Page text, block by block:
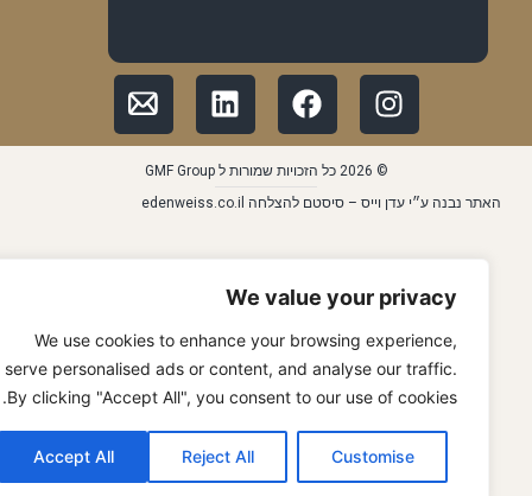
We value your privacy
We use cookies to enhance your browsing experience,
serve personalised ads or content, and analyse our traffic.
By clicking "Accept All", you consent to our use of cookies.
Customise
Reject All
Accept All
האתר נבנה ע״י עדן וייס – סיסטם להצלחה edenweiss.co.il